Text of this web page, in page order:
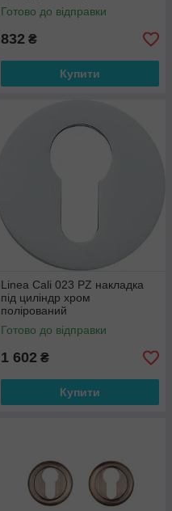
Готово до відправки
832 ₴
Купити
Linea Cali 023 PZ накладка
під циліндр хром
полірований
Готово до відправки
1 602 ₴
Купити